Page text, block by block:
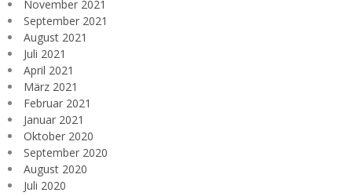
November 2021
September 2021
August 2021
Juli 2021
April 2021
März 2021
Februar 2021
Januar 2021
Oktober 2020
September 2020
August 2020
Juli 2020